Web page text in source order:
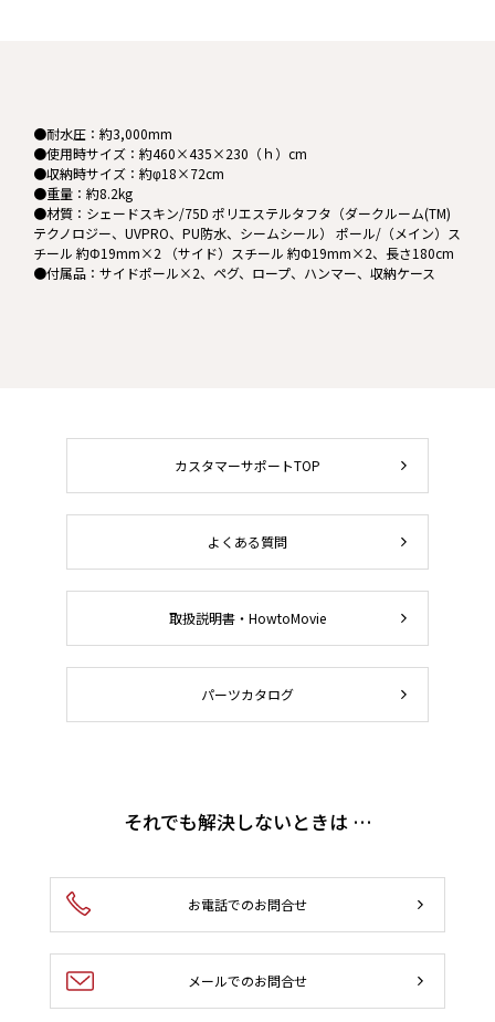
●耐水圧：約3,000mm
●使用時サイズ：約460×435×230（ｈ）cm
●収納時サイズ：約φ18×72cm
●重量：約8.2kg
●材質：シェードスキン/75D ポリエステルタフタ（ダークルーム(TM)
テクノロジー、UVPRO、PU防水、シームシール） ポール/（メイン）ス
チール 約Φ19mm×2 （サイド）スチール 約Φ19mm×2、長さ180cm
●付属品：サイドポール×2、ペグ、ロープ、ハンマー、収納ケース
カスタマーサポートTOP
よくある質問
取扱説明書・HowtoMovie
パーツカタログ
それでも解決しないときは …
お電話でのお問合せ
メールでのお問合せ